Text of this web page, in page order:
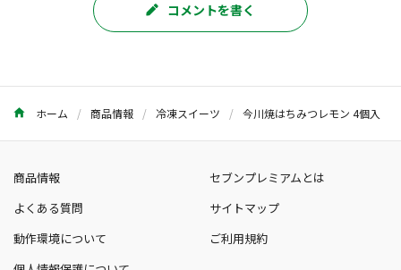
コメントを書く
ホーム 商品情報 冷凍スイーツ 今川焼はちみつレモン 4個入
商品情報
セブンプレミアムとは
よくある質問
サイトマップ
動作環境について
ご利用規約